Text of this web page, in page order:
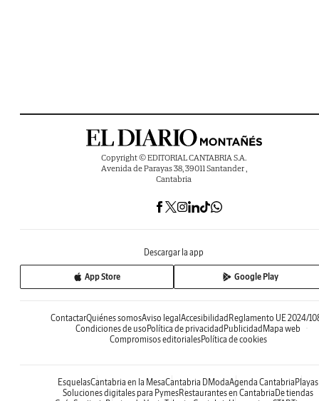
Copyright © EDITORIAL CANTABRIA S.A.
Avenida de Parayas 38, 39011 Santander ,
Cantabria
Descargar la app
App Store Google Play
ContactarQuiénes somosAviso legal Accesibilidad Reglamento UE 2024/
Condiciones de uso Política de privacidad Publicidad Mapa web
Compromisos editorialesPolítica de cookies
EsquelasCantabria en la MesaCantabria DModaAgenda Cantabria Playas
Soluciones digitales para PymesRestaurantes en Cantabria De tiendas